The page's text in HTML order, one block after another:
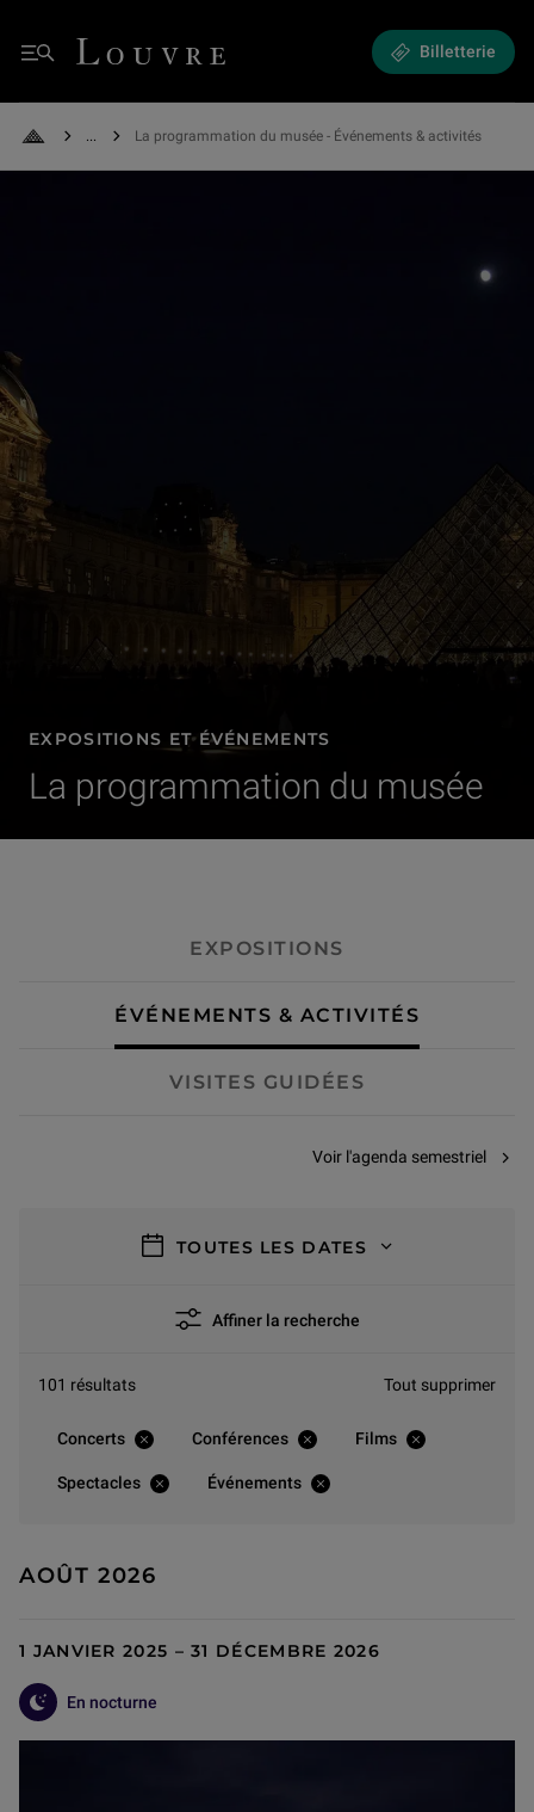
Menu
Louvre - Retour à l'accueil Billetterie
Retour à l'accueil
See all breadcrumbs
La programmation du musée - Événements & activités
EXPOSITIONS ET ÉVÉNEMENTS
La programmation du musée
EXPOSITIONS
ÉVÉNEMENTS & ACTIVITÉS
VISITES GUIDÉES
Voir l'agenda semestriel
TOUTES LES DATES
Affiner la recherche
101 résultats Tout supprimer
Concerts Conférences Films
Spectacles Événements
AOÛT 2026
1 JANVIER 2025 – 31 DÉCEMBRE 2026
En nocturne